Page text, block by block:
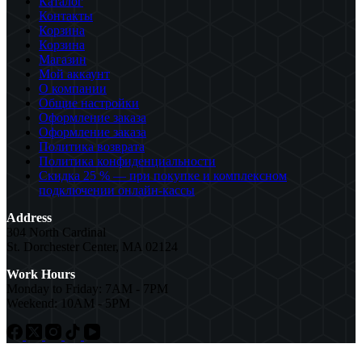
Контакты
Корзина
Корзина
Магазин
Мой аккаунт
О компании
Общие настройки
Оформление заказа
Оформление заказа
Политика возврата
Политика конфиденциальности
Скидка 25 % — при покупке и комплексном
подключении онлайн-кассы
Address
304 North Cardinal
St. Dorchester Center, MA 02124
Work Hours
Monday to Friday: 7AM - 7PM
Weekend: 10AM - 5PM